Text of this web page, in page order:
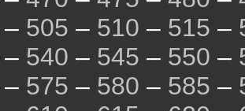
– 505 – 510 – 515 –
– 540 – 545 – 550 –
– 575 – 580 – 585 –